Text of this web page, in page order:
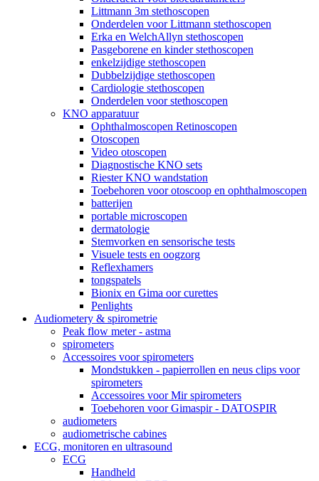
Littmann 3m stethoscopen
Onderdelen voor Littmann stethoscopen
Erka en WelchAllyn stethoscopen
Pasgeborene en kinder stethoscopen
enkelzijdige stethoscopen
Dubbelzijdige stethoscopen
Cardiologie stethoscopen
Onderdelen voor stethoscopen
KNO apparatuur
Ophthalmoscopen Retinoscopen
Otoscopen
Video otoscopen
Diagnostische KNO sets
Riester KNO wandstation
Toebehoren voor otoscoop en ophthalmoscopen
batterijen
portable microscopen
dermatologie
Stemvorken en sensorische tests
Visuele tests en oogzorg
Reflexhamers
tongspatels
Bionix en Gima oor curettes
Penlights
Audiometery & spirometrie
Peak flow meter - astma
spirometers
Accessoires voor spirometers
Mondstukken - papierrollen en neus clips voor
spirometers
Accessoires voor Mir spirometers
Toebehoren voor Gimaspir - DATOSPIR
audiometers
audiometrische cabines
ECG, monitoren en ultrasound
ECG
Handheld